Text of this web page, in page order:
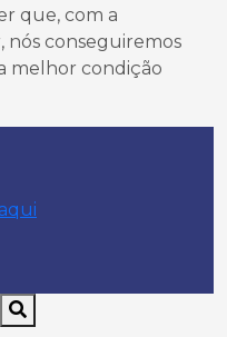
que, com a
nós conseguiremos
melhor condição